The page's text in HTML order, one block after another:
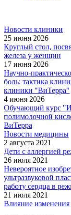
Новости клиники
25 июня 2026
Круглый стол,
железа у женщин
17 июня 2026
Научно-
боль: тактика
клиники "ВиТерра"
4 июня 2026
Обучающий курс
полимолочной
ВиТерра
Новости медицины
2 августа 2021
Дети с аллергией
26 июля 2021
Невероятное
ультразвуковой
работу сердца в
21 июля 2021
Влияние изменения